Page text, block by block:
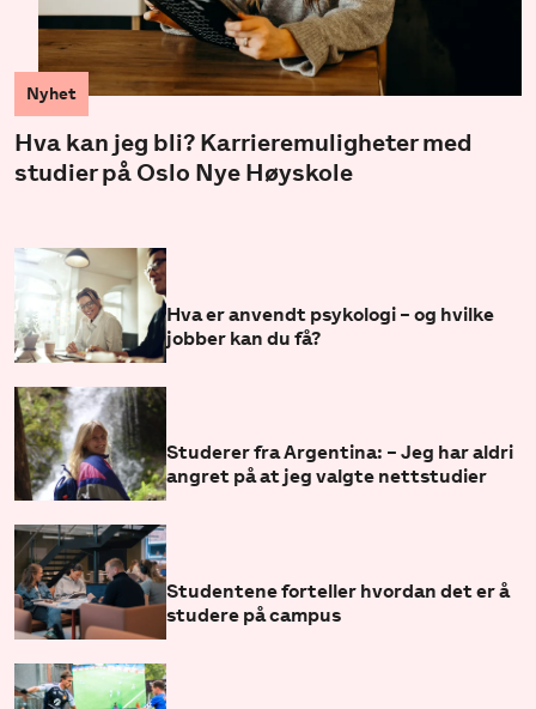
Nyhet
Hva kan jeg bli? Karrieremuligheter med
studier på Oslo Nye Høyskole
Hva er anvendt psykologi – og hvilke
jobber kan du få?
Studerer fra Argentina: – Jeg har aldri
angret på at jeg valgte nettstudier
Studentene forteller hvordan det er å
studere på campus